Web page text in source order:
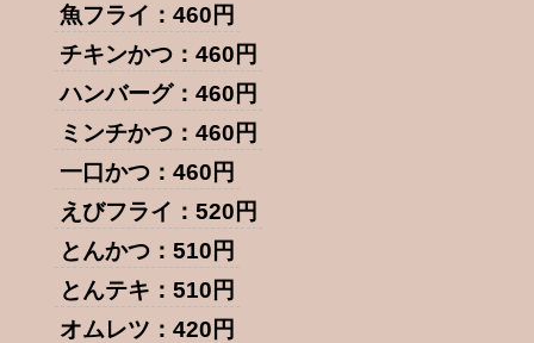
魚フライ：460円
チキンかつ：460円
ハンバーグ：460円
ミンチかつ：460円
一口かつ：460円
えびフライ：520円
とんかつ：510円
とんテキ：510円
オムレツ：420円